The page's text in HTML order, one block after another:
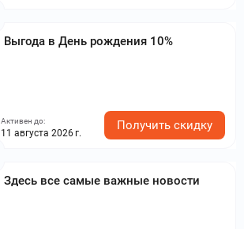
Выгода в День рождения 10%
Активен до:
11 августа 2026 г.
Получить скидку
Здесь все самые важные новости